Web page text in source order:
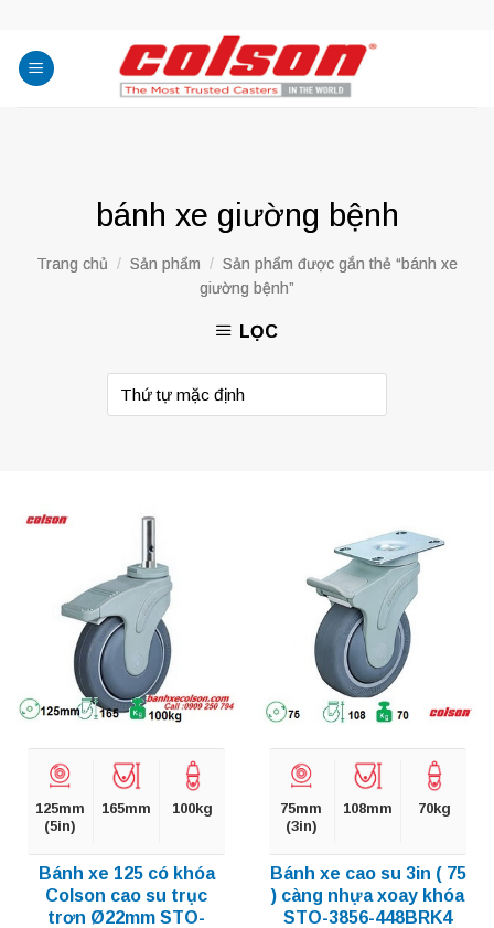
content
bánh xe giường bệnh
Trang chủ / Sản phẩm / Sản phẩm được gắn thẻ “bánh xe
giường bệnh”
LỌC
125mm
(5in)
165mm 100kg
Bánh xe 125 có khóa
Colson cao su trục
trơn Ø22mm STO-
75mm
(3in)
108mm 70kg
Bánh xe cao su 3in ( 75
) càng nhựa xoay khóa
STO-3856-448BRK4